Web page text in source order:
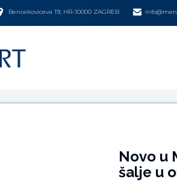
Bencekoviceva 19, HR-10000 ZAGREB
Novo u
šalje u